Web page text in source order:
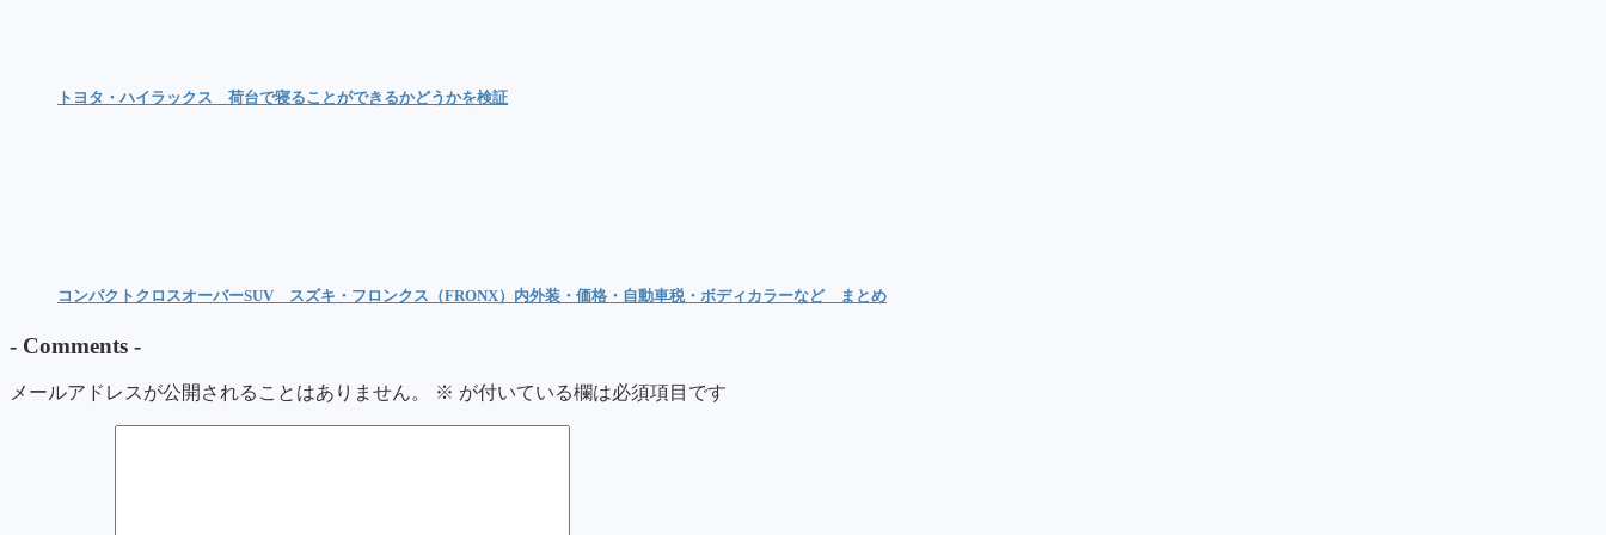
トヨタ・ハイラックス 荷台で寝ることができるかどうかを検証
コンパクトクロスオーバーSUV スズキ・フロンクス（FRONX）内外装・価格・自動車税・ボディカラーなど まとめ
- Comments -
メールアドレスが公開されることはありません。 ※ が付いている欄は必須項目です